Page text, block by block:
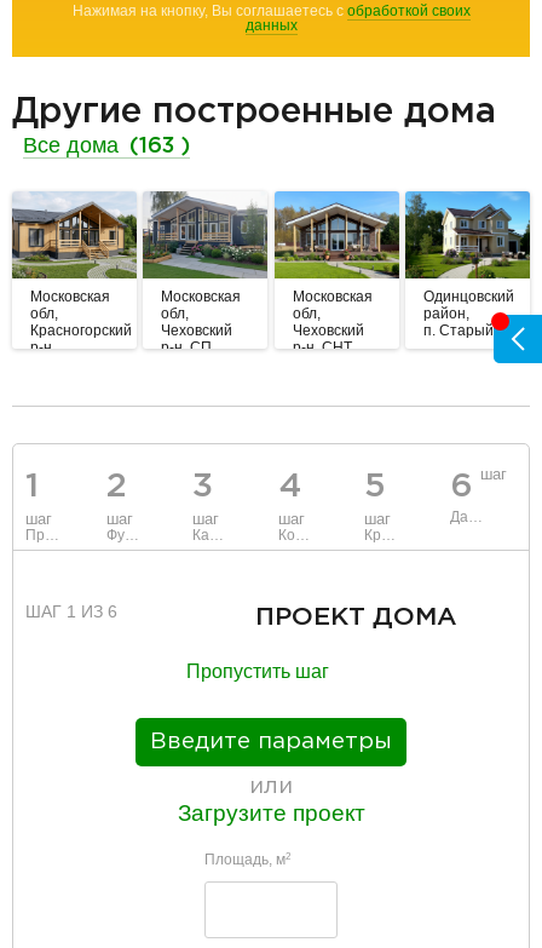
Нажимая на кнопку, Вы соглашаетесь с обработкой своих
данных
Другие построенные дома
Все дома (163 )
Московская
обл,
Красногорский
р-н,
Московская
обл,
Чеховский
р-н, СП
Московская
обл,
Чеховский
р-н, СНТ
Одинцовский
район,
п. Старый
1
шаг
Проект
2
шаг
Фундамент
3
шаг
Каркас и стены
4
шаг
Коммуникации
5
шаг
Крыша
6 шаг
Данные
ШАГ 1 ИЗ 6 ПРОЕКТ ДОМА
Пропустить шаг
Введите параметры
или
Загрузите проект
Площадь, м2